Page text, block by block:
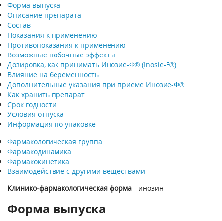
Форма выпуска
Описание препарата
Состав
Показания к применению
Противопоказания к применению
Возможные побочные эффекты
Дозировка, как принимать Инозие-Ф® (Inosie-F®)
Влияние на беременность
Дополнительные указания при приеме Инозие-Ф®
Как хранить препарат
Срок годности
Условия отпуска
Информация по упаковке
Фармакологическая группа
Фармакодинамика
Фармакокинетика
Взаимодействие с другими веществами
Клинико-фармакологическая форма - инозин
Форма выпуска